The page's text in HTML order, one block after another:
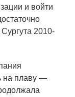
и войти
2010-
на плаву —